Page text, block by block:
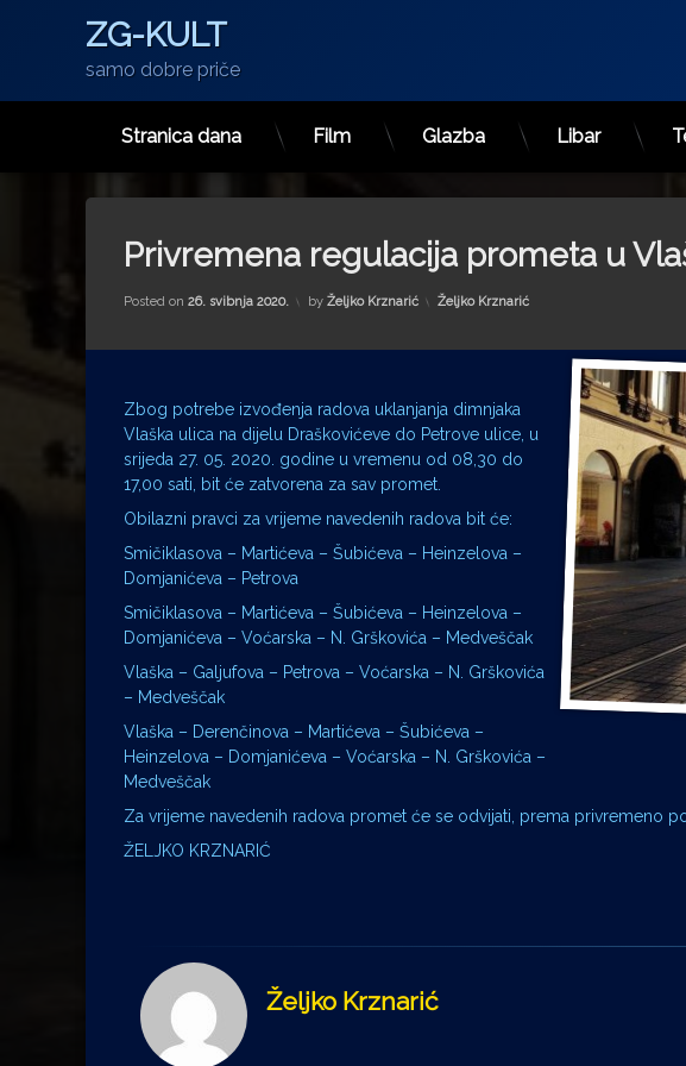
ZG-KULT
samo dobre priče
Stranica dana Film Glazba Libar
Privremena regulacija prometa u
Posted on 26. svibnja 2020. by Željko Krznarić Kategorije:
Željko Krznarić
Zbog potrebe izvođenja radova uklanjanja dimnjaka
Vlaška ulica na dijelu Draškovićeve do Petrove ulice, u
srijeda 27. 05. 2020. godine u vremenu od 08,30 do
17,00 sati, bit će zatvorena za sav promet.
Obilazni pravci za vrijeme navedenih radova bit će:
Smičiklasova – Martićeva – Šubićeva – Heinzelova –
Domjanićeva – Petrova
Smičiklasova – Martićeva – Šubićeva – Heinzelova –
Domjanićeva – Voćarska – N. Grškovića – Medveščak
Vlaška – Galjufova – Petrova – Voćarska – N. Grškovića
– Medveščak
Vlaška – Derenčinova – Martićeva – Šubićeva –
Heinzelova – Domjanićeva – Voćarska – N. Grškovića –
Medveščak
Za vrijeme navedenih radova promet će se odvijati, prema privremeno
ŽELJKO KRZNARIĆ
Željko Krznarić